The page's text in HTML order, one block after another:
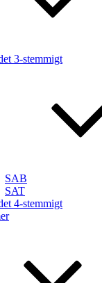
3-stemmigt
SAB
SAT
4-stemmigt